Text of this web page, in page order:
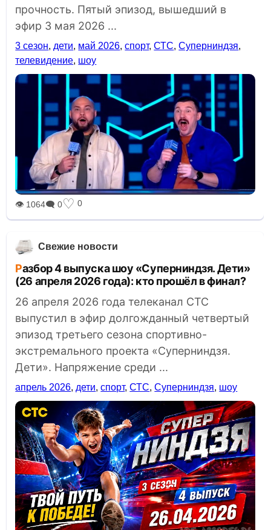
прочность. Пятый эпизод, вышедший в
эфир 3 мая 2026 ...
3 сезон, дети, май 2026,спорт,СТС,Суперниндзя,
телевидение, шоу
👁 1064🗨 0♡ 0
Свежие новости
Разбор 4 выпуска шоу «Суперниндзя. Дети»
(26 апреля 2026 года): кто прошёл в финал?
26 апреля 2026 года телеканал СТС
выпустил в эфир долгожданный четвертый
эпизод третьего сезона спортивно-
экстремального проекта «Суперниндзя.
Дети». Напряжение среди ...
апрель 2026, дети,спорт,СТС,Суперниндзя, шоу